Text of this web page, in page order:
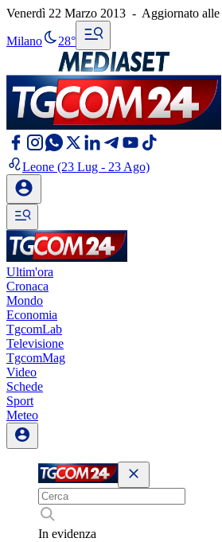
Venerdì 22 Marzo 2013 - Aggiornato alle
Milano 28°
Leone (23 Lug - 23 Ago)
Ultim'ora
Cronaca
Mondo
Economia
TgcomLab
Televisione
TgcomMag
Video
Schede
Sport
Meteo
In evidenza